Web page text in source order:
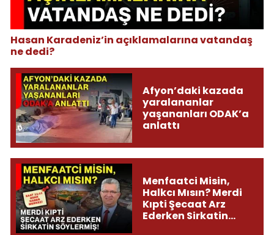
Hasan Karadeniz’in açıklamalarına vatandaş
ne dedi?
Afyon’daki kazada
yaralananlar
yaşananları ODAK’a
anlattı
Menfaatci Misin,
Halkcı Mısın? Merdi
Kıpti Şecaat Arz
Ederken Sirkatin